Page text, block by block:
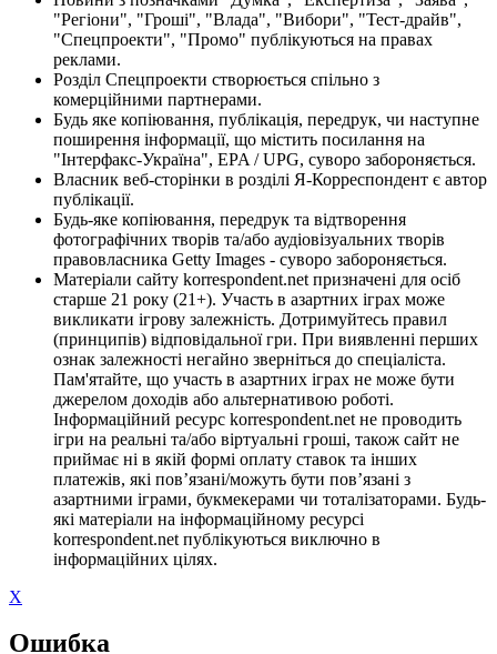
"Регіони", "Гроші", "Влада", "Вибори", "Тест-драйв",
"Спецпроекти", "Промо" публікуються на правах
реклами.
Розділ Спецпроекти створюється спільно з
комерційними партнерами.
Будь яке копіювання, публікація, передрук, чи наступне
поширення інформації, що містить посилання на
"Інтерфакс-Україна", EPA / UPG, суворо забороняється.
Власник веб-сторінки в розділі Я-Корреспондент є автор
публікації.
Будь-яке копіювання, передрук та відтворення
фотографічних творів та/або аудіовізуальних творів
правовласника Getty Images - суворо забороняється.
Матеріали сайту korrespondent.net призначені для осіб
старше 21 року (21+). Участь в азартних іграх може
викликати ігрову залежність. Дотримуйтесь правил
(принципів) відповідальної гри. При виявленні перших
ознак залежності негайно зверніться до спеціаліста.
Пам'ятайте, що участь в азартних іграх не може бути
джерелом доходів або альтернативою роботі.
Інформаційний ресурс korrespondent.net не проводить
ігри на реальні та/або віртуальні гроші, також сайт не
приймає ні в якій формі оплату ставок та інших
платежів, які пов’язані/можуть бути пов’язані з
азартними іграми, букмекерами чи тоталізаторами. Будь-
які матеріали на інформаційному ресурсі
korrespondent.net публікуються виключно в
інформаційних цілях.
X
Ошибка